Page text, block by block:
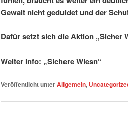
Gewalt nicht geduldet und der
Dafür setzt sich die Aktion „Sicher
Weiter Info: „Sichere Wiesn“
Veröffentlicht unterAllgemein,